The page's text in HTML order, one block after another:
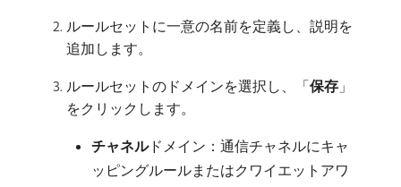
ルールセットに一意の名前を定義し、説明を
追加します。
ルールセットのドメインを選択し、「保存 」
をクリックします。
チャネル​ドメイン：通信チャネルにキャ
ッピングルールまたはクワイエットアワ